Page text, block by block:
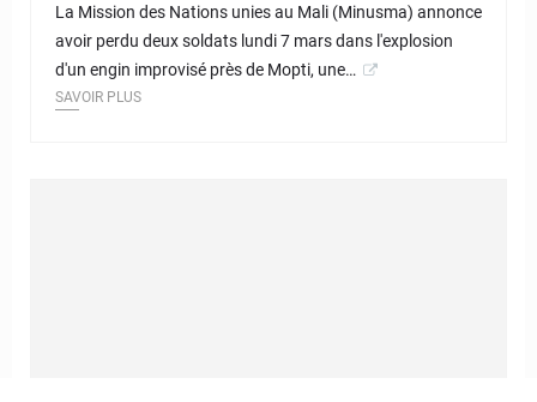
La Mission des Nations unies au Mali (Minusma) annonce
avoir perdu deux soldats lundi 7 mars dans l'explosion
d'un engin improvisé près de Mopti, une…
SAVOIR PLUS